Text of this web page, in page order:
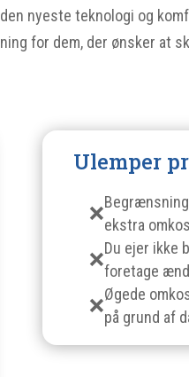
nyeste teknologi og
for dem, der ønsker at
Ulemper
ekstra
Du ejer ikke
foretage
Øgede
på grund af